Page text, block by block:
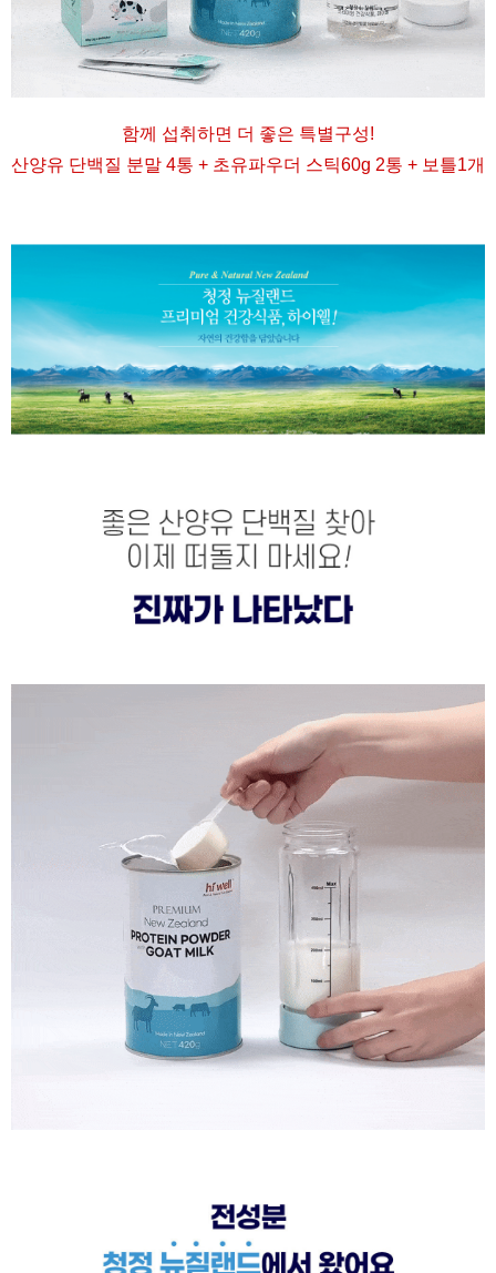
함께 섭취하면 더 좋은 특별구성!
산양유 단백질 분말 4통 + 초유파우더 스틱60g 2통 + 보틀1개